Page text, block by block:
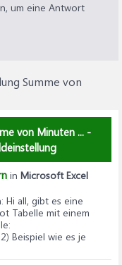
um eine Antwort
Summe von
von Minuten ... -
in Microsoft Excel
: Hi all, gibt es eine
Tabelle mit einem
Beispiel wie es je